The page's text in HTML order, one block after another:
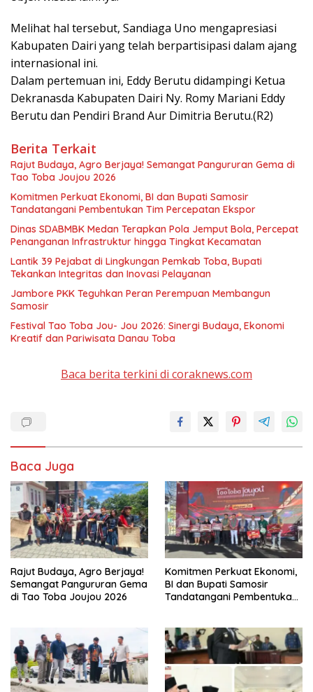
Melihat hal tersebut, Sandiaga Uno mengapresiasi
Kabupaten Dairi yang telah berpartisipasi dalam ajang
internasional ini.
Dalam pertemuan ini, Eddy Berutu didampingi Ketua
Dekranasda Kabupaten Dairi Ny. Romy Mariani Eddy
Berutu dan Pendiri Brand Aur Dimitria Berutu.(R2)
Berita Terkait
Rajut Budaya, Agro Berjaya! Semangat Pangururan Gema di
Tao Toba Joujou 2026
Komitmen Perkuat Ekonomi, BI dan Bupati Samosir
Tandatangani Pembentukan Tim Percepatan Ekspor
Dinas SDABMBK Medan Terapkan Pola Jemput Bola, Percepat
Penanganan Infrastruktur hingga Tingkat Kecamatan
Lantik 39 Pejabat di Lingkungan Pemkab Toba, Bupati
Tekankan Integritas dan Inovasi Pelayanan
Jambore PKK Teguhkan Peran Perempuan Membangun
Samosir
Festival Tao Toba Jou- Jou 2026: Sinergi Budaya, Ekonomi
Kreatif dan Pariwisata Danau Toba
Baca berita terkini di coraknews.com
Baca Juga
Rajut Budaya, Agro Berjaya!
Semangat Pangururan Gema
di Tao Toba Joujou 2026
Komitmen Perkuat Ekonomi,
BI dan Bupati Samosir
Tandatangani Pembentukan